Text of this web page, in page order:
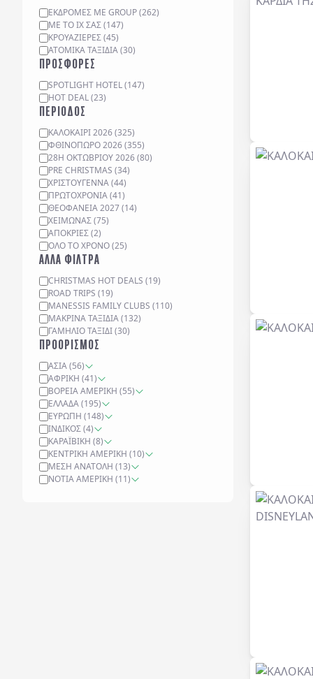
ΑΤΟΜΙΚΆ ΤΑΞΊΔΙΑ(30)
ΚΡΟΥΑΖΙΈΡΕΣ(45)
ΜΕ ΤΟ ΙΧ ΣΑΣ(147)
ΕΚΔΡΟΜΈΣ ΜΕ GROUP(262)
ΠΡΟΣΦΟΡΕΣ
HOT DEAL(23)
SPOTLIGHT HOTEL(147)
ΠΕΡΙΟΔΟΣ
ΟΛΟ ΤΟ ΧΡΟΝΟ(25)
ΑΠΟΚΡΙΕΣ(2)
ΧΕΙΜΩΝΑΣ(75)
ΘΕΟΦΑΝΕΙΑ 2027(14)
ΠΡΩΤΟΧΡΟΝΙΑ(41)
ΧΡΙΣΤΟΥΓΕΝΝΑ(44)
PRE CHRISTMAS (34)
28Η ΟΚΤΩΒΡΙΟΥ 2026(80)
ΦΘΙΝΟΠΩΡΟ 2026(355)
ΚΑΛΟΚΑΙΡΙ 2026(325)
ΑΛΛΑ ΦΙΛΤΡΑ
ΓΑΜΉΛΙΟ ΤΑΞΊΔΙ(30)
ΜΑΚΡΙΝΆ ΤΑΞΊΔΙΑ(132)
MANESSIS FAMILY CLUBS (110)
ROAD TRIPS (19)
CHRISTMAS HOT DEALS (19)
ΠΡΟΟΡΙΣΜΟΣ
ΑΣΊΑ(56)
ΑΦΡΙΚΉ (41)
ΒΌΡΕΙΑ ΑΜΕΡΙΚΉ (55)
ΕΛΛΆΔΑ(195)
ΕΥΡΏΠΗ (148)
ΙΝΔΙΚΌΣ(4)
ΚΑΡΑΪΒΙΚΉ (8)
ΚΕΝΤΡΙΚΉ ΑΜΕΡΙΚΉ (10)
ΜΈΣΗ ΑΝΑΤΟΛΉ (13)
ΝΌΤΙΑ ΑΜΕΡΙΚΉ (11)